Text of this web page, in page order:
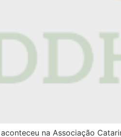
na Associação